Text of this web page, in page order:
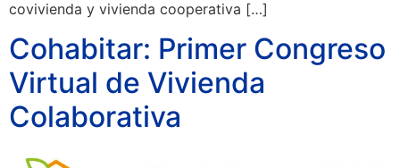
covivienda y vivienda cooperativa […]
Cohabitar: Primer Congreso
Virtual de Vivienda
Colaborativa